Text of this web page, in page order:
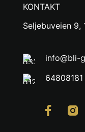
KONTAKT
Seljebuveien
info@bli-
64808181